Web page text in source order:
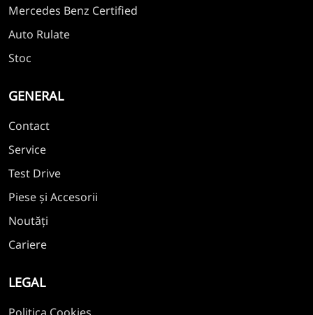
Mercedes Benz Certified
Auto Rulate
Stoc
GENERAL
Contact
Service
Test Drive
Piese și Accesorii
Noutăți
Cariere
LEGAL